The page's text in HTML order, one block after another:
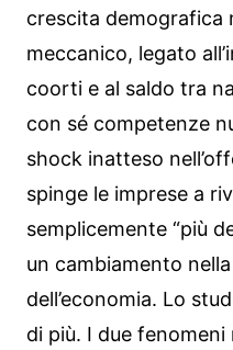
crescita demografica
meccanico, legato
coorti e al saldo tra
con sé competenze
shock inatteso
spinge le imprese a
semplicemente “più
un cambiamento
dell’economia. Lo
di più. I due